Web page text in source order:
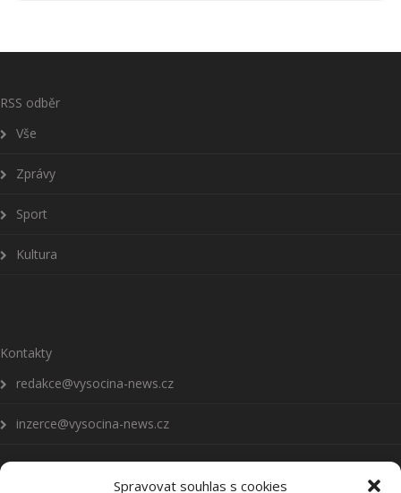
Spravovat souhlas s cookies
RSS odběr
Vše
Zprávy
Sport
Kultura
Kontakty
redakce@vysocina-news.cz
inzerce@vysocina-news.cz